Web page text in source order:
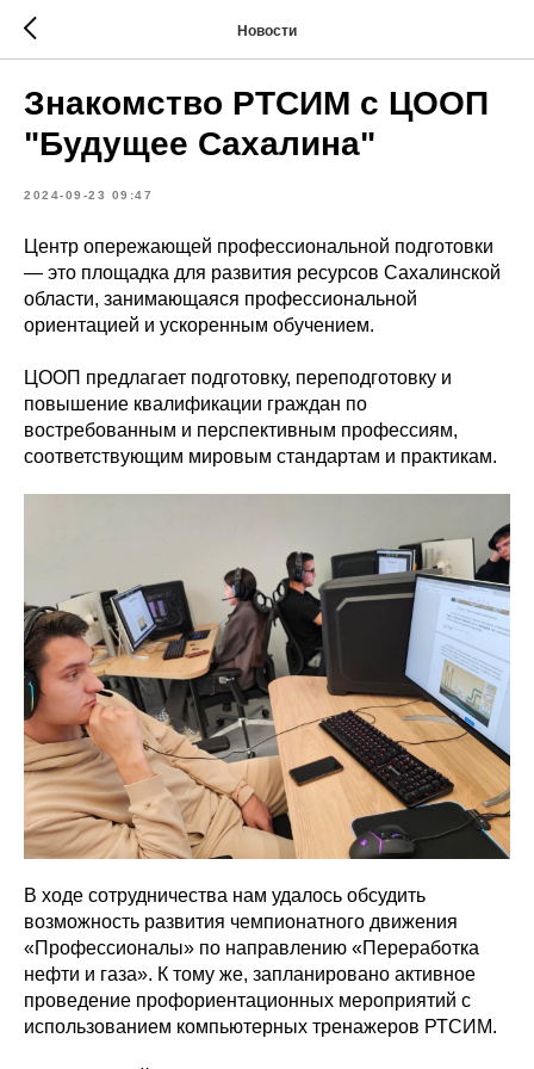
Новости
Знакомство РТСИМ с ЦООП
"Будущее Сахалина"
2024-09-23 09:47
Центр опережающей профессиональной подготовки
— это площадка для развития ресурсов Сахалинской
области, занимающаяся профессиональной
ориентацией и ускоренным обучением.
ЦООП предлагает подготовку, переподготовку и
повышение квалификации граждан по
востребованным и перспективным профессиям,
соответствующим мировым стандартам и практикам.
В ходе сотрудничества нам удалось обсудить
возможность развития чемпионатного движения
«Профессионалы» по направлению «Переработка
нефти и газа». К тому же, запланировано активное
проведение профориентационных мероприятий с
использованием компьютерных тренажеров РТСИМ.